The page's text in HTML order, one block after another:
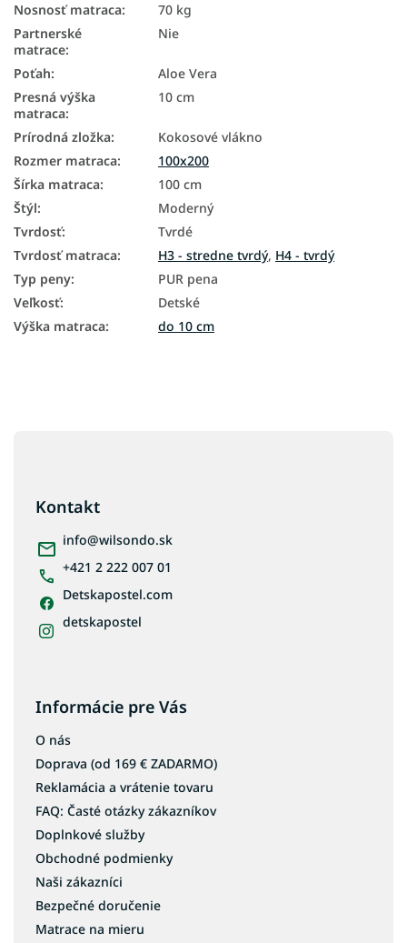
Nosnosť matraca:
70 kg
Partnerské
matrace:
Nie
Poťah:
Aloe Vera
Presná výška
matraca:
10 cm
Prírodná zložka:
Kokosové vlákno
Rozmer matraca:
100x200
Šírka matraca:
100 cm
Štýl:
Moderný
Tvrdosť:
Tvrdé
Tvrdosť matraca: H3 - stredne tvrdý, H4 - tvrdý
Typ peny:
PUR pena
Veľkosť:
Detské
Výška matraca: do 10 cm
Kontakt
info@wilsondo.sk
+421 2 222 007 01
Detskapostel.com
detskapostel
Informácie pre Vás
O nás
Doprava (od 169 € ZADARMO)
Reklamácia a vrátenie tovaru
FAQ: Časté otázky zákazníkov
Doplnkové služby
Obchodné podmienky
Naši zákazníci
Bezpečné doručenie
Matrace na mieru